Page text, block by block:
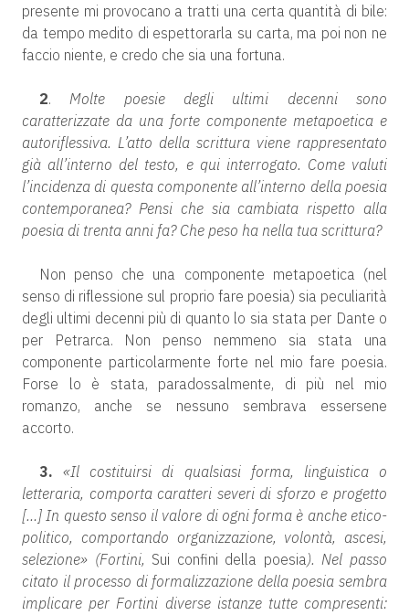
presente mi provocano a tratti una certa quantità di bile:
da tempo medito di espettorarla su carta, ma poi non ne
faccio niente, e credo che sia una fortuna.
2.Molte poesie degli ultimi decenni sono
caratterizzate da una forte componente metapoetica e
autoriflessiva. L’atto della scrittura viene rappresentato
già all’interno del testo, e qui interrogato. Come valuti
l’incidenza di questa componente all’interno della poesia
contemporanea? Pensi che sia cambiata rispetto alla
poesia di trenta anni fa? Che peso ha nella tua scrittura?
Non penso che una componente metapoetica (nel
senso di riflessione sul proprio fare poesia) sia peculiarità
degli ultimi decenni più di quanto lo sia stata per Dante o
per Petrarca. Non penso nemmeno sia stata una
componente particolarmente forte nel mio fare poesia.
Forse lo è stata, paradossalmente, di più nel mio
romanzo, anche se nessuno sembrava essersene
accorto.
3.
«Il costituirsi di qualsiasi forma, linguistica o
letteraria, comporta caratteri severi di sforzo e progetto
[…] In questo senso il valore di ogni forma è anche etico-
politico, comportando organizzazione, volontà, ascesi,
selezione» (Fortini, Sui confini della poesia). Nel passo
citato il processo di formalizzazione della poesia sembra
implicare per Fortini diverse istanze tutte compresenti: